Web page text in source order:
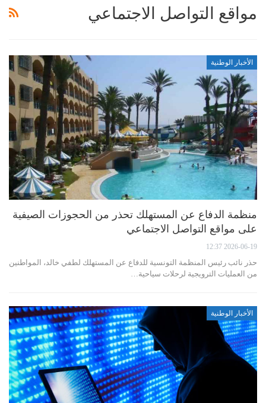
مواقع التواصل الاجتماعي
الأخبار الوطنية
منظمة الدفاع عن المستهلك تحذر من الحجوزات الصيفية
على مواقع التواصل الاجتماعي
2026-06-19 12:37
حذر نائب رئيس المنظمة التونسية للدفاع عن المستهلك لطفي خالد، المواطنين
من العمليات الترويجية لرحلات سياحية…
الأخبار الوطنية